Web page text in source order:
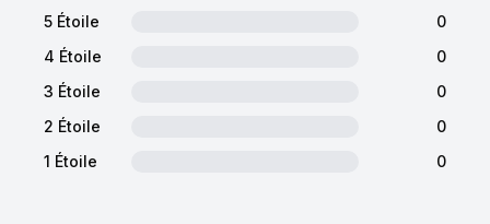
5 Étoile
0
4 Étoile
0
3 Étoile
0
2 Étoile
0
1 Étoile
0